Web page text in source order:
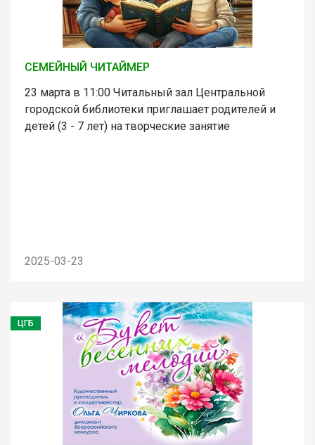
СЕМЕЙНЫЙ ЧИТАЙМЕР
23 марта в 11:00 Читальный зал Центральной
городской библиотеки приглашает родителей и
детей (3 - 7 лет) на творческие занятие
2025-03-23
ЦГБ